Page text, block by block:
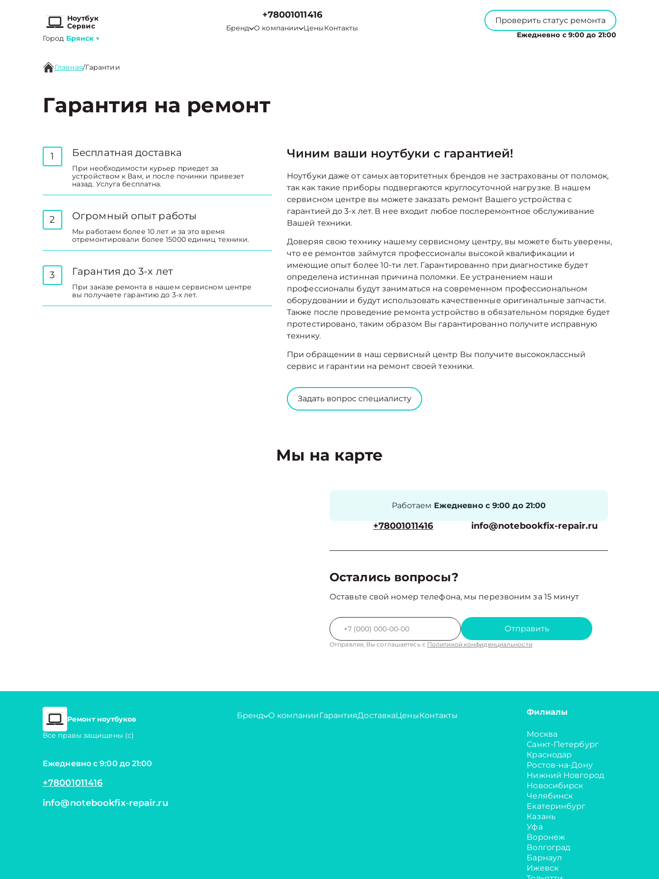
Ноутбук
Сервис
Город Брянск ▼
+78001011416
Бренд О компании ЦеныКонтакты
Проверить статус ремонта
Ежедневно с 9:00 до 21:00
Главная/Гарантии
Гарантия на ремонт
1 Бесплатная доставка
При необходимости курьер приедет за
устройством к Вам, и после починки привезет
назад. Услуга бесплатна.
2 Огромный опыт работы
Мы работаем более 10 лет и за это время
отремонтировали более 15000 единиц техники.
3 Гарантия до 3-х лет
При заказе ремонта в нашем сервисном центре
вы получаете гарантию до 3-х лет.
Чиним ваши ноутбуки с гарантией!
Ноутбуки даже от самых авторитетных брендов не застрахованы от поломок,
так как такие приборы подвергаются круглосуточной нагрузке. В нашем
сервисном центре вы можете заказать ремонт Вашего устройства с
гарантией до 3-х лет. В нее входит любое послеремонтное обслуживание
Вашей техники.
Доверяя свою технику нашему сервисному центру, вы можете быть уверены,
что ее ремонтов займутся профессионалы высокой квалификации и
имеющие опыт более 10-ти лет. Гарантированно при диагностике будет
определена истинная причина поломки. Ее устранением наши
профессионалы будут заниматься на современном профессиональном
оборудовании и будут использовать качественные оригинальные запчасти.
Также после проведение ремонта устройство в обязательном порядке будет
протестировано, таким образом Вы гарантированно получите исправную
технику.
При обращении в наш сервисный центр Вы получите высококлассный
сервис и гарантии на ремонт своей техники.
Задать вопрос специалисту
Мы на карте
Работаем Ежедневно с 9:00 до 21:00
+78001011416 info@notebookfix-repair.ru
Остались вопросы?
Оставьте свой номер телефона, мы перезвоним за 15 минут
Отправить
Отправляя, Вы соглашаетесь с Политикой конфиденциальности
Ремонт ноутбуков
Все правы защищены (с)
Ежедневно с 9:00 до 21:00
+78001011416
info@notebookfix-repair.ru
Бренд О компанииГарантияДоставкаЦеныКонтакты Филиалы
Москва
Санкт-Петербург
Краснодар
Ростов-на-Дону
Нижний Новгород
Новосибирск
Челябинск
Екатеринбург
Казань
Уфа
Воронеж
Волгоград
Барнаул
Ижевск